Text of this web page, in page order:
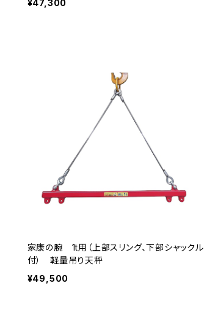
¥47,300
家康の腕 1t用（上部スリング、下部シャックル
付） 軽量吊り天秤
¥49,500